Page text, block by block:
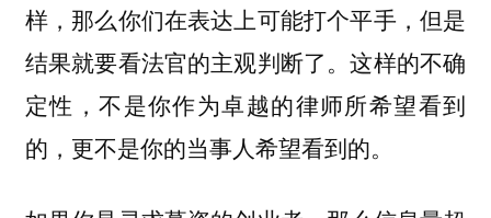
样，那么你们在表达上可能打个平手，但是
结果就要看法官的主观判断了。这样的不确
定性，不是你作为卓越的律师所希望看到
的，更不是你的当事人希望看到的。